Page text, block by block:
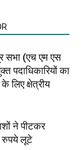
सभा (एच एम एस
पदाधिकारियों का
लिए क्षेत्रीय
ने पीटकर
रुपये लूटे